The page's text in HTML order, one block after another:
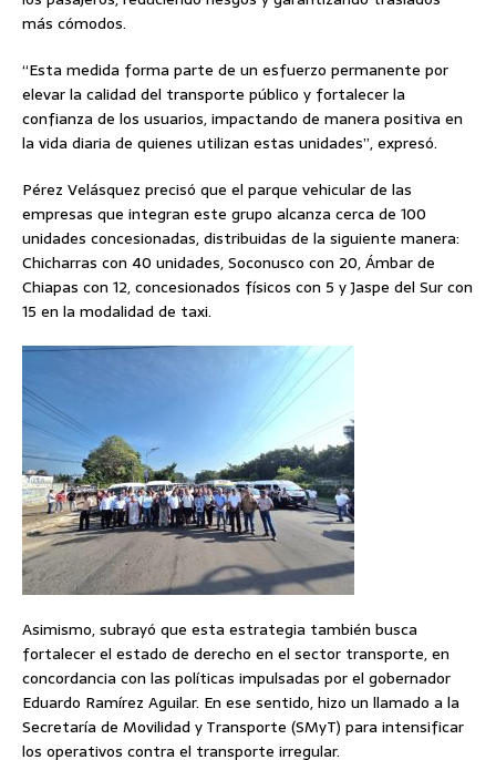
más cómodos.
“Esta medida forma parte de un esfuerzo permanente por
elevar la calidad del transporte público y fortalecer la
confianza de los usuarios, impactando de manera positiva en
la vida diaria de quienes utilizan estas unidades”, expresó.
Pérez Velásquez precisó que el parque vehicular de las
empresas que integran este grupo alcanza cerca de 100
unidades concesionadas, distribuidas de la siguiente manera:
Chicharras con 40 unidades, Soconusco con 20, Ámbar de
Chiapas con 12, concesionados físicos con 5 y Jaspe del Sur con
15 en la modalidad de taxi.
Asimismo, subrayó que esta estrategia también busca
fortalecer el estado de derecho en el sector transporte, en
concordancia con las políticas impulsadas por el gobernador
Eduardo Ramírez Aguilar. En ese sentido, hizo un llamado a la
Secretaría de Movilidad y Transporte (SMyT) para intensificar
los operativos contra el transporte irregular.